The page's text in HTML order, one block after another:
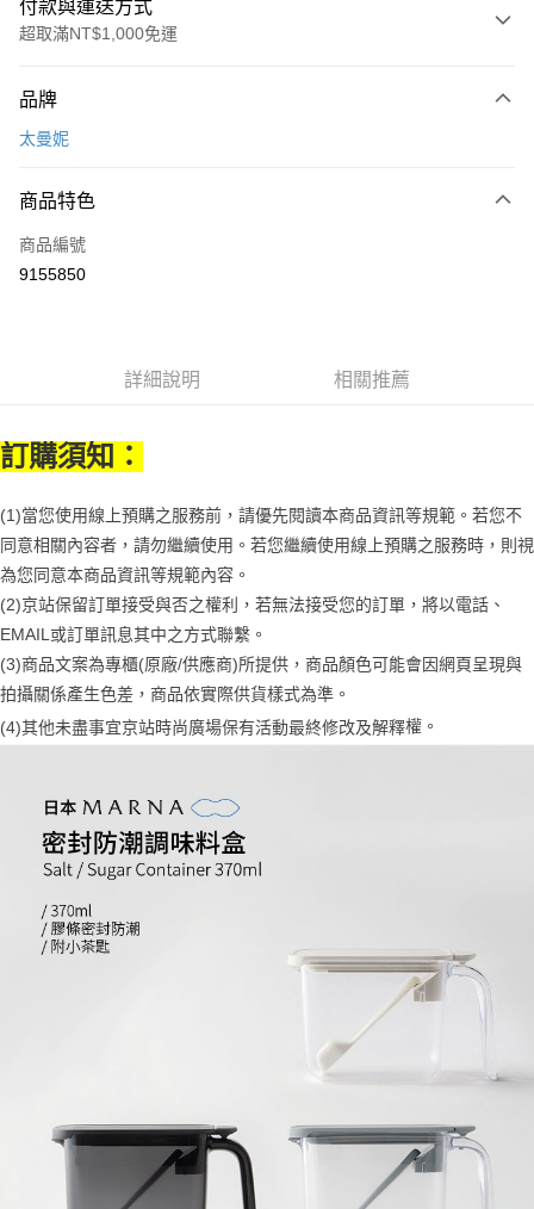
付款與運送方式
超取滿NT$1,000免運
信用卡一次付款
Apple Pay
街口支付
相關說明
2.付款方式選擇「大哥付你分期」，訂單成立後會自動跳轉到大哥付的交易
流程，驗證手機門號後，選擇欲分期的期數、繳款截止日，確認付款後即完
成交易。
3.實際核准額度、可分期數及費用金額請依後續交易確認頁面所載為準。
4.訂單成立30分鐘內，如未前往確認交易或遇審核未通過，訂單將自動取
消。如遇「轉專審核」未通過狀況，表示未達大哥付你分期系統評分，恕無
【繳款方式說明】
1.分期款項不併入電信帳單，「大哥付你分期」於每月結算日後寄送繳費提
2.透過簡訊連結打開帳單後，可選擇「超商條碼／台灣大直營門市／銀行轉
【注意事項】
1.本服務係由「台灣大哥大股份有限公司」（以下簡稱本公司）所提供，讓
用戶於交易時，得透過本服務購買商品或服務，並由商店將買賣／分期付款
買賣價金債權讓與本公司後，依約使用本公司帳單繳交帳款。
資料（包含姓名、電話或地址）提供予台灣大哥大進項蒐集、處理及利用，
由本公司與您本人進行分期帳單所需資料之確認、核對及更正。
3.完整用戶服務條款，請詳閱以下連結：
https://oppay.tw/userRule
相關說明
【關於「AFTEE先享後付」】
AFTEE先享後付是「在收到商品之後才付款」的支付方式。 讓您購物簡單
便利好安心！
１．簡單：不需註冊會員、不需綁卡、不需儲值。
２．便利：只要手機號碼，簡訊認證，即可結帳。
３．安心：先確認商品／服務後，再付款。
【「AFTEE先享後付」結帳流程】
１．於結帳方式選擇「AFTEE先享後付」後，將跳轉至「AFTEE先享後付」
結帳頁面，進行簡訊認證並確認金額後，即可完成結帳。
ATM／網路銀行／等多元方式進行付款，方視為交易完成。
※ 請注意：結帳手續完成當下不需立刻繳費，但若您需要取消訂單，請聯絡
購買商品的店家。未經商家同意取消之訂單仍視為有效，需透過AFTEE先享
後付繳納相關費用。
是否繳費成功／繳費後需取消欲退款等相關疑問，請聯繫「AFTEE先享後付
客戶支援中心」https://netprotections.freshdesk.com/support/home
１．透過由恩沛科技股份有限公司提供之「AFTEE先享後付」服務完成之交
易，需依本服務之必要範圍內提供個人資料，並將交易相關給付款項請求債
２．關於個人資料處理事宜，請瀏覽以下網址：
「AFTEE先享後付」，若未經同意申辦者引起之損失，本公司不負相關責
４．使用「AFTEE先享後付」時，將依據個別帳號之用戶狀況，依本公司即
時審查核予不同之上限額度；若仍有額度不足之情形，本公司將視審查結果
ATM付款
運送方式
付款後全家取貨
每筆NT$70，滿NT$1,000(含以上)免運費
付款後7-11取貨
宅配
每筆NT$100，滿NT$1,200(含以上)免運費
請自備購物袋，若需購買紙袋可現場詢問
免運費
品牌
太曼妮
商品特色
商品編號
9155850
詳細說明 相關推薦
訂購須知：
(1)當您使用線上預購之服務前，請優先閱讀本商品資訊等規範。若您不
同意相關內容者，請勿繼續使用。若您繼續使用線上預購之服務時，則視
為您同意本商品資訊等規範內容。
(2)京站保留訂單接受與否之權利，若無法接受您的訂單，將以電話、
EMAIL或訂單訊息其中之方式聯繫。
(3)商品文案為專櫃(原廠/供應商)所提供，商品顏色可能會因網頁呈現與
拍攝關係產生色差，商品依實際供貨樣式為準。
(4)其他未盡事宜京站時尚廣場保有活動最終修改及解釋權。